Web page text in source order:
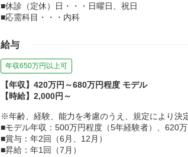
■休診（定休）日・・・日曜日、祝日
■応需科目・・・内科
給与
年収650万円以上可
【年収】420万円～680万円程度 モデル
【時給】2,000円～
※年齢、経験、能力を考慮のうえ、規定により決
■モデル年収：500万円程度（5年経験者）、620
■賞与：年2回（6月、12月）
■昇給：年1回（7月）